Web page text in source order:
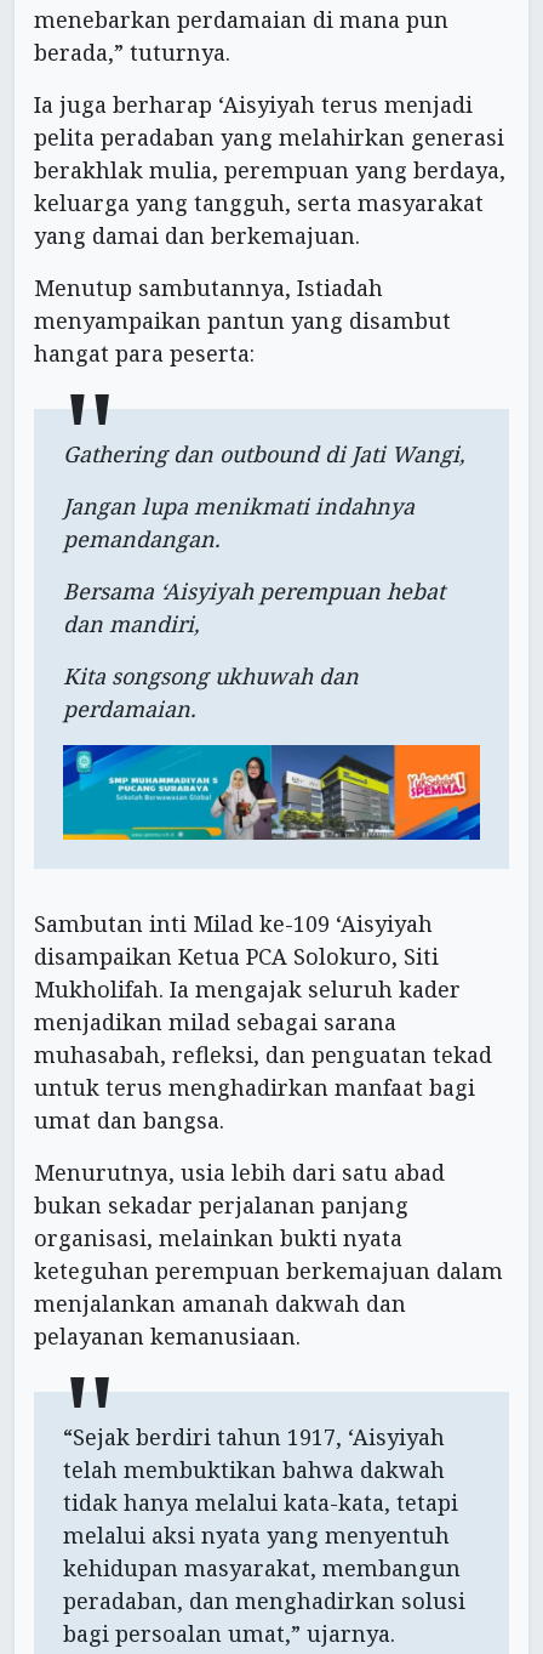
menebarkan perdamaian di mana pun
berada,” tuturnya.
Ia juga berharap ‘Aisyiyah terus menjadi
pelita peradaban yang melahirkan generasi
berakhlak mulia, perempuan yang berdaya,
keluarga yang tangguh, serta masyarakat
yang damai dan berkemajuan.
Menutup sambutannya, Istiadah
menyampaikan pantun yang disambut
hangat para peserta:
Gathering dan outbound di Jati Wangi,
Jangan lupa menikmati indahnya
pemandangan.
Bersama ‘Aisyiyah perempuan hebat
dan mandiri,
Kita songsong ukhuwah dan
perdamaian.
Sambutan inti Milad ke-109 ‘Aisyiyah
disampaikan Ketua PCA Solokuro, Siti
Mukholifah. Ia mengajak seluruh kader
menjadikan milad sebagai sarana
muhasabah, refleksi, dan penguatan tekad
untuk terus menghadirkan manfaat bagi
umat dan bangsa.
Menurutnya, usia lebih dari satu abad
bukan sekadar perjalanan panjang
organisasi, melainkan bukti nyata
keteguhan perempuan berkemajuan dalam
menjalankan amanah dakwah dan
pelayanan kemanusiaan.
“Sejak berdiri tahun 1917, ‘Aisyiyah
telah membuktikan bahwa dakwah
tidak hanya melalui kata-kata, tetapi
melalui aksi nyata yang menyentuh
kehidupan masyarakat, membangun
peradaban, dan menghadirkan solusi
bagi persoalan umat,” ujarnya.